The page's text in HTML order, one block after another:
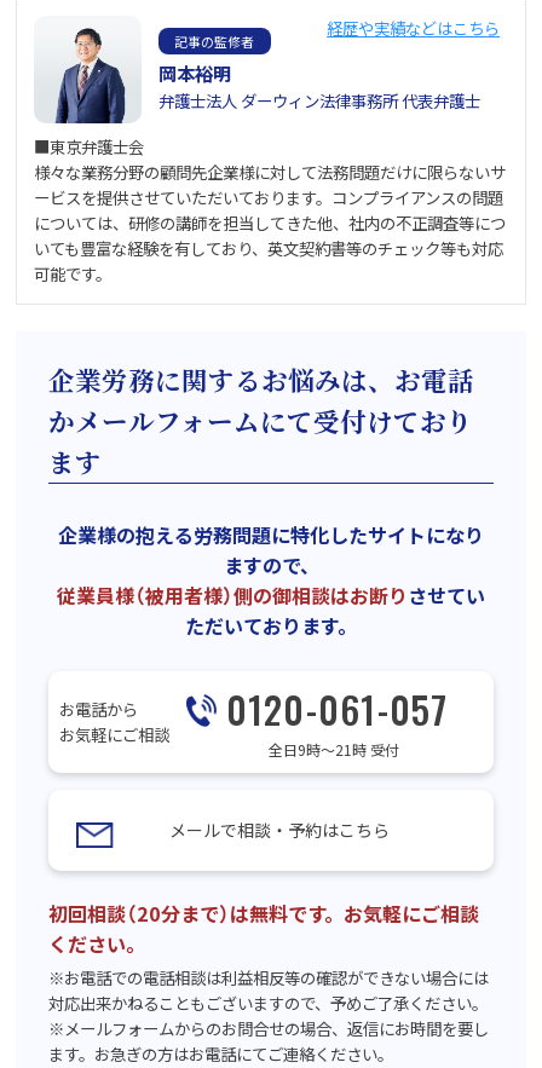
記事の監修者
岡本裕明
弁護士法人 ダーウィン法律事務所 代表弁護士
経歴や実績などはこちら
■東京弁護士会
様々な業務分野の顧問先企業様に対して法務問題だけに限らないサ
ービスを提供させていただいております。コンプライアンスの問題
については、研修の講師を担当してきた他、社内の不正調査等につ
いても豊富な経験を有しており、英文契約書等のチェック等も対応
可能です。
企業労務に関するお悩みは、お電話
かメールフォームにて受付けており
ます
企業様の抱える労務問題に特化したサイトになり
ますので、
従業員様（被用者様）側の御相談はお断り させてい
ただいております。
お電話から
お気軽にご相談
0120-061-057
全日9時〜21時 受付
メールで相談・予約はこちら
初回相談（20分まで）は無料です。お気軽にご相談
ください。
※お電話での電話相談は利益相反等の確認ができない場合には
対応出来かねることもございますので、予めご了承ください。
※メールフォームからのお問合せの場合、返信にお時間を要し
ます。お急ぎの方はお電話にてご連絡ください。